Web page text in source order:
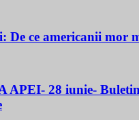
De ce americanii mor
APEI- 28 iunie-